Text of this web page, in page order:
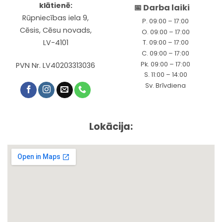
klātienē:
Rūpniecības iela 9,
Cēsis, Cēsu novads,
LV-4101
PVN Nr. LV40203313036
📅 Darba laiki
P. 09:00 – 17:00
O. 09:00 – 17:00
T. 09:00 – 17:00
C. 09:00 – 17:00
Pk. 09:00 – 17:00
S. 11:00 – 14:00
Sv. Brīvdiena
Lokācija: